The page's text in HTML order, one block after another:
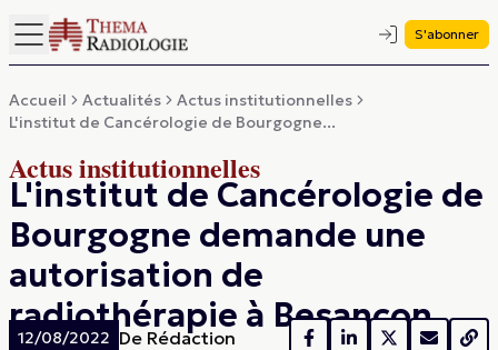
S'abonner
Accueil Actualités
Actus institutionnelles
L'institut de Cancérologie de Bourgogne...
Actus institutionnelles
L'institut de Cancérologie de
Bourgogne demande une
autorisation de
radiothérapie à Besançon
12/08/2022 De Rédaction